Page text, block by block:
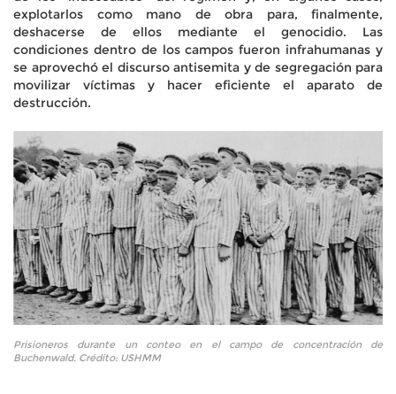
explotarlos como mano de obra para, finalmente,
deshacerse de ellos mediante el genocidio. Las
condiciones dentro de los campos fueron infrahumanas y
se aprovechó el discurso antisemita y de segregación para
movilizar víctimas y hacer eficiente el aparato de
destrucción.
Prisioneros durante un conteo en el campo de concentración de
Buchenwald. Crédito: USHMM